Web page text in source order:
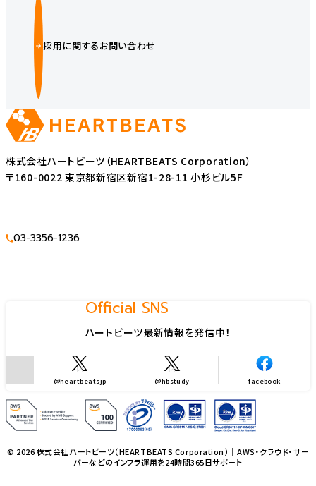
採用に関するお問い合わせ
株式会社ハートビーツ（HEARTBEATS Corporation）
〒160-0022 東京都新宿区新宿1-28-11 小杉ビル5F
03-3356-1236
Official SNS
ハートビーツ最新情報を発信中！
@heartbeatsjp @hbstudy facebook
© 2026 株式会社ハートビーツ（HEARTBEATS Corporation）｜AWS・クラウド・サー
バーなどのインフラ運用を24時間365日サポート